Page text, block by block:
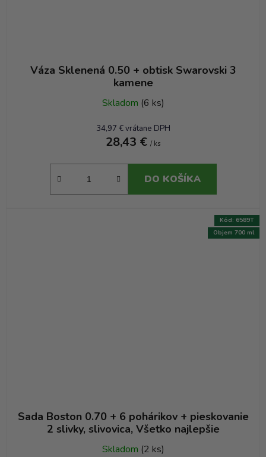
Váza Sklenená 0.50 + obtisk Swarovski 3
kamene
Skladom (6 ks)
34,97 € vrátane DPH
28,43 € / ks
DO KOŠÍKA
Sada Boston 0.70 + 6 pohárikov + pieskovanie
2 slivky, slivovica, Všetko najlepšie
Skladom (2 ks)
Objem 700 ml
Kód: 6589T